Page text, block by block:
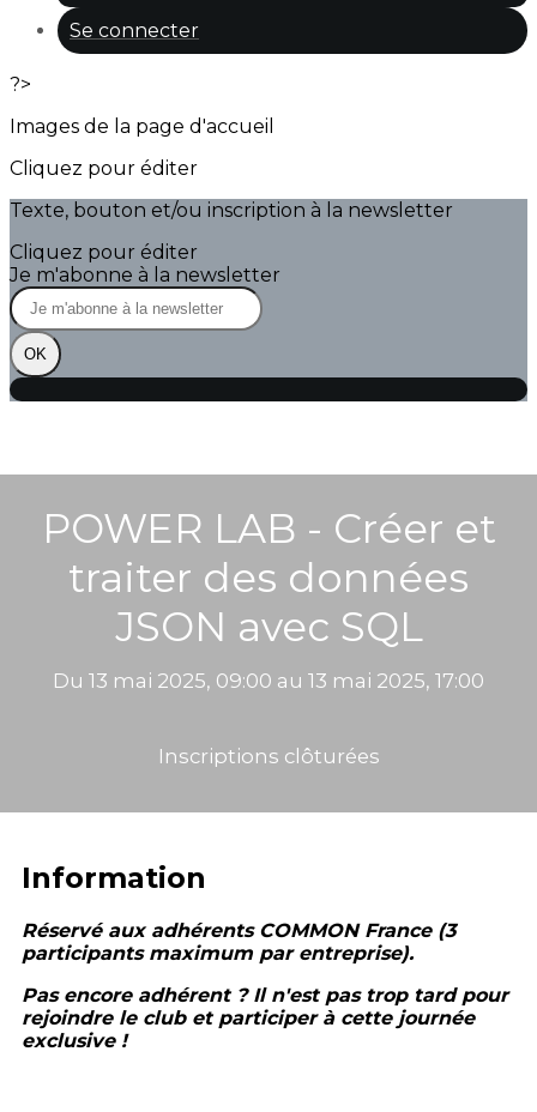
Se connecter
?>
Images de la page d'accueil
Cliquez pour éditer
Texte, bouton et/ou inscription à la newsletter
Cliquez pour éditer
Je m'abonne à la newsletter
OK
POWER LAB - Créer et
traiter des données
JSON avec SQL
Du 13 mai 2025, 09:00 au 13 mai 2025, 17:00
Inscriptions clôturées
Information
Réservé aux adhérents COMMON France (3
participants maximum par entreprise).
Pas encore adhérent ? Il n'est pas trop tard pour
rejoindre le club et participer à cette journée
exclusive !